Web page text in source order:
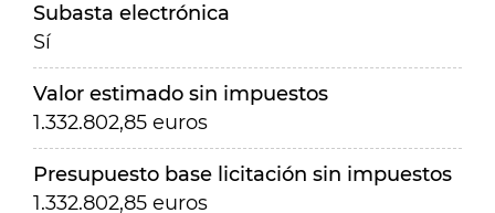
Subasta electrónica
Sí
Valor estimado sin impuestos
1.332.802,85 euros
Presupuesto base licitación sin impuestos
1.332.802,85 euros